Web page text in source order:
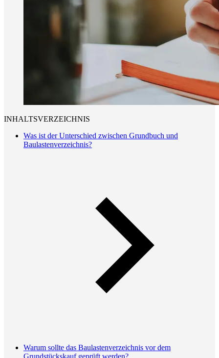
INHALTSVERZEICHNIS
Was ist der Unterschied zwischen Grundbuch und
Baulastenverzeichnis?
Warum sollte das Baulastenverzeichnis vor dem
Grundstückskauf geprüft werden?